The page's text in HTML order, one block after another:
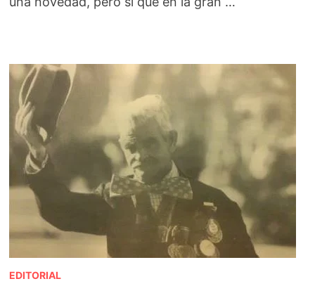
EDITORIAL